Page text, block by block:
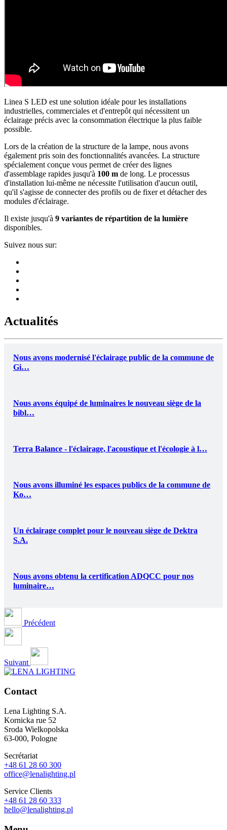
Linea S LED est une solution idéale pour les installations
industrielles, commerciales et d'entrepôt qui nécessitent un
éclairage précis avec la consommation électrique la plus faible
possible.
Lors de la création de la structure de la lampe, nous avons
également pris soin des fonctionnalités avancées. La structure
spécialement conçue vous permet de créer des lignes
d'assemblage rapides jusqu'à 100 m de long. Le processus
d'installation lui-même ne nécessite l'utilisation d'aucun outil,
qu'il s'agisse de connecter des profils ou de fixer et détacher des
modules d'éclairage.
Il existe jusqu'à 9 variantes de répartition de la lumière
disponibles.
Suivez nous sur:
Actualités
Nous avons modernisé l'éclairage public de la commune de
Gi…
Nous avons équipé de luminaires le nouveau siège de la
bibl…
Terra Balance - l'éclairage, l'acoustique et l'écologie à l…
Nous avons illuminé les espaces publics de la commune de
Ko…
Un éclairage complet pour le nouveau siège de Dektra
S.A.
Nous avons obtenu la certification ADQCC pour nos
luminaire…
Précédent
Suivant
Contact
Lena Lighting S.A.
Kornicka rue 52
Sroda Wielkopolska
63-000, Pologne
Secrétariat
+48 61 28 60 300
office@lenalighting.pl
Service Clients
+48 61 28 60 333
hello@lenalighting.pl